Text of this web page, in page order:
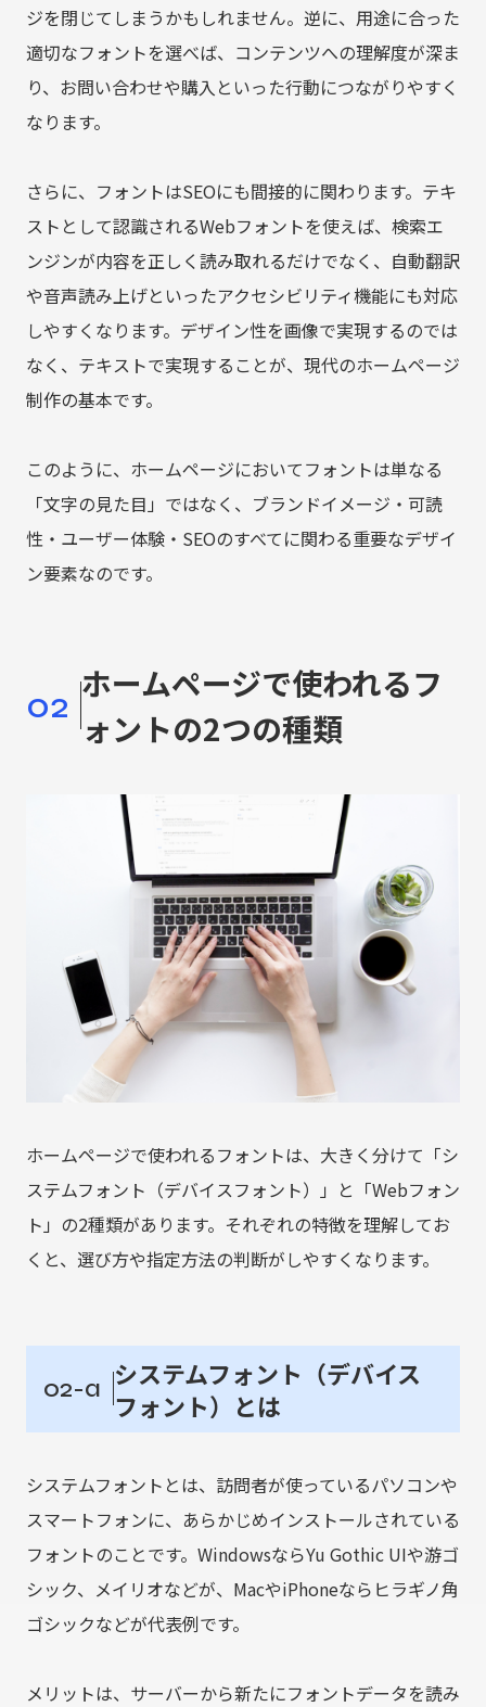
ジを閉じてしまうかもしれません。逆に、用途に合った
適切なフォントを選べば、コンテンツへの理解度が深ま
り、お問い合わせや購入といった行動につながりやすく
なります。
さらに、フォントはSEOにも間接的に関わります。テキ
ストとして認識されるWebフォントを使えば、検索エ
ンジンが内容を正しく読み取れるだけでなく、自動翻訳
や音声読み上げといったアクセシビリティ機能にも対応
しやすくなります。デザイン性を画像で実現するのでは
なく、テキストで実現することが、現代のホームページ
制作の基本です。
このように、ホームページにおいてフォントは単なる
「文字の見た目」ではなく、ブランドイメージ・可読
性・ユーザー体験・SEOのすべてに関わる重要なデザイ
ン要素なのです。
02
ホームページで使われるフ
ォントの2つの種類
ホームページで使われるフォントは、大きく分けて「シ
ステムフォント（デバイスフォント）」と「Webフォン
ト」の2種類があります。それぞれの特徴を理解してお
くと、選び方や指定方法の判断がしやすくなります。
02-a システムフォント（デバイス
フォント）とは
システムフォントとは、訪問者が使っているパソコンや
スマートフォンに、あらかじめインストールされている
フォントのことです。WindowsならYu Gothic UIや游ゴ
シック、メイリオなどが、MacやiPhoneならヒラギノ角
ゴシックなどが代表例です。
メリットは、サーバーから新たにフォントデータを読み